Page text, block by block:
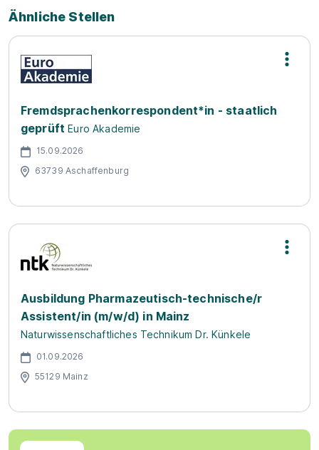
Ähnliche Stellen
Fremdsprachenkorrespondent*in - staatlich
geprüft Euro Akademie
15.09.2026
63739 Aschaffenburg
Ausbildung Pharmazeutisch-technische/r
Assistent/in (m/w/d) in Mainz
Naturwissenschaftliches Technikum Dr. Künkele
01.09.2026
55129 Mainz